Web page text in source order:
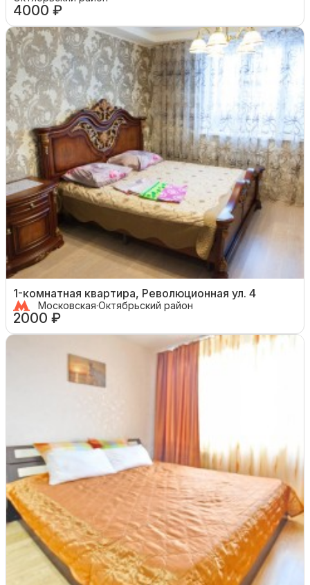
4000 ₽
1-комнатная квартира, Революционная ул. 4
Московская·Октябрьский район
2000 ₽